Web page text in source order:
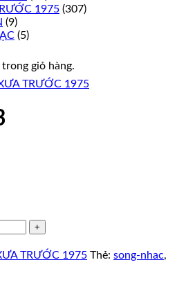
giỏ hàng.
1975 (307)
(9)
(5)
TRƯỚC 1975
TRƯỚC 1975 Thẻ: song-nhac,